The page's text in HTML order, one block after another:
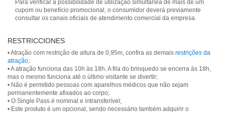
Para verificar a possibilidade de utilização simultânea de mais de um
cupom ou benefício promocional, o consumidor deverá previamente
consultar os canais oficiais de atendimento comercial da empresa.
RESTRICCIONES
• Atração com restrição de altura de 0,95m, confira as demais restrições da
atração;
• A atração funciona das 10h às 18h. A fila do brinquedo se encerra às 18h,
mas o mesmo funciona até o último visitante se divertir;
• Não é permitido pessoas com aparelhos médicos que não sejam
permanentemente afixados ao corpo;
• O Single Pass é nominal e intransferível;
• Este produto é um opcional, sendo necessário também adquirir o